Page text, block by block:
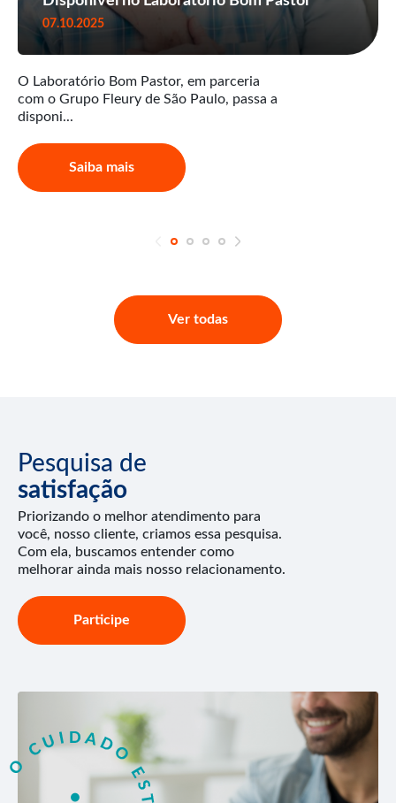
07.10.2025
O Laboratório Bom Pastor, em parceria
com o Grupo Fleury de São Paulo, passa a
disponi...
Saiba mais
Ver todas
Pesquisa de
satisfação
Priorizando o melhor atendimento para
você, nosso cliente, criamos essa pesquisa.
Com ela, buscamos entender como
melhorar ainda mais nosso relacionamento.
Participe